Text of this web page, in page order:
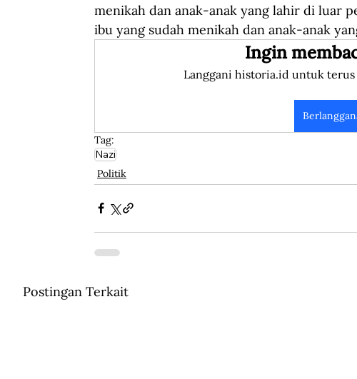
menikah dan anak-anak yang lahir di luar
ibu yang sudah menikah dan anak-anak
Ingin
Langgani historia.id untuk
Tag:
Nazi
Politik
Postingan Terkait